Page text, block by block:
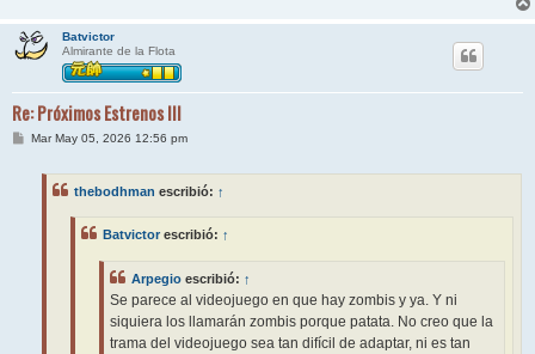
Batvictor
Almirante de la Flota
Re: Próximos Estrenos III
MMar May 05, 2026 12:56 pm
thebodhman escribió: ↑
Batvictorescribió: ↑
Arpegio escribió: ↑
Se parece al videojuego en que hay zombis y ya. Y ni
siquiera los llamarán zombis porque patata. No creo que la
trama del videojuego sea tan difícil de adaptar, ni es tan